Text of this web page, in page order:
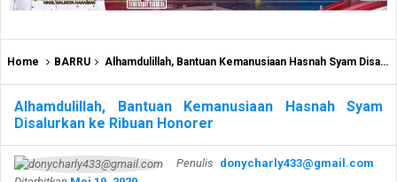
Home BARRU Alhamdulillah, Bantuan Kemanusiaan Hasnah Syam Disalurkan ke Ribuan Honorer
Alhamdulillah, Bantuan Kemanusiaan Hasnah Syam
Disalurkan ke Ribuan Honorer
Penulis donycharly433@gmail.com